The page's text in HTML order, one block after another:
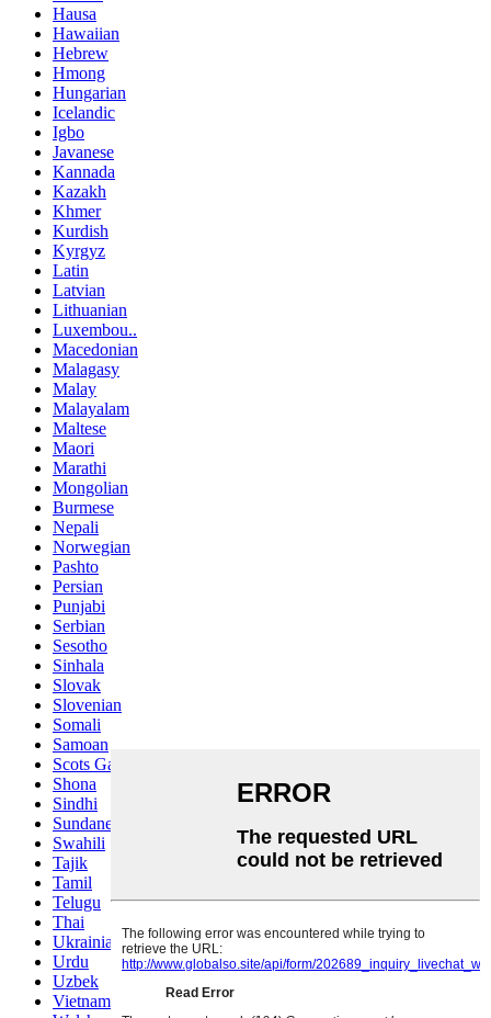
Hausa
Hawaiian
Hebrew
Hmong
Hungarian
Icelandic
Igbo
Javanese
Kannada
Kazakh
Khmer
Kurdish
Kyrgyz
Latin
Latvian
Lithuanian
Luxembou..
Macedonian
Malagasy
Malay
Malayalam
Maltese
Maori
Marathi
Mongolian
Burmese
Nepali
Norwegian
Pashto
Persian
Punjabi
Serbian
Sesotho
Sinhala
Slovak
Slovenian
Somali
Samoan
Scots Gaelic
Shona
Sindhi
Sundanese
Swahili
Tajik
Tamil
Telugu
Thai
Ukrainian
Urdu
Uzbek
Vietnamese